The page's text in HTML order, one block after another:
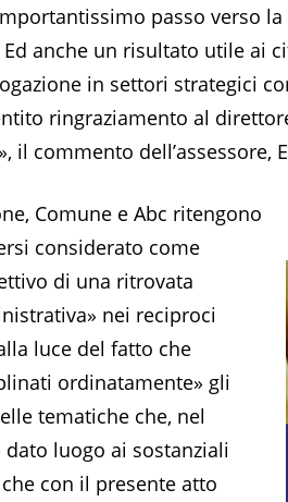
passo verso
anche un risultato utile ai
in settori strategici
ringraziamento al
il commento dell’assessore,
Comune e Abc ritengono
considerato come
di una ritrovata
nei reciproci
luce del fatto che
ordinatamente» gli
tematiche che, nel
luogo ai sostanziali
con il presente atto